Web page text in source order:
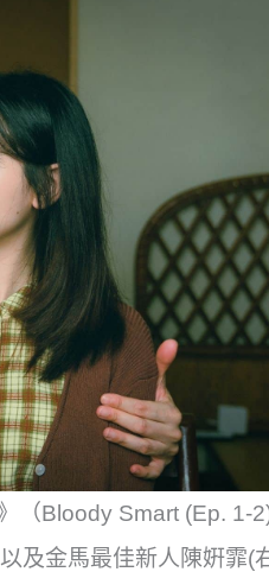
（Bloody Smart (Ep. 1-
及金馬最佳新人陳姸霏(